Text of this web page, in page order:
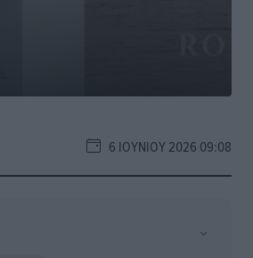
6 ΙΟΥΝΊΟΥ 2026 09:08
⌄